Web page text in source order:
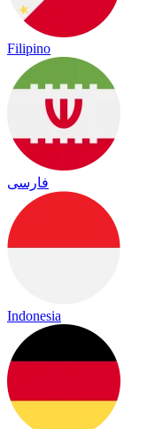
Filipino
فارسی
Indonesia